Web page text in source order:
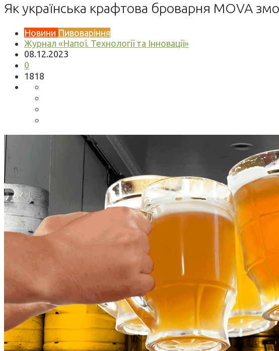
Як українська крафтова броварня MOVA
Новини Пивоваріння
Журнал «Напої. Технології та Інновації»
08.12.2023
0
1818